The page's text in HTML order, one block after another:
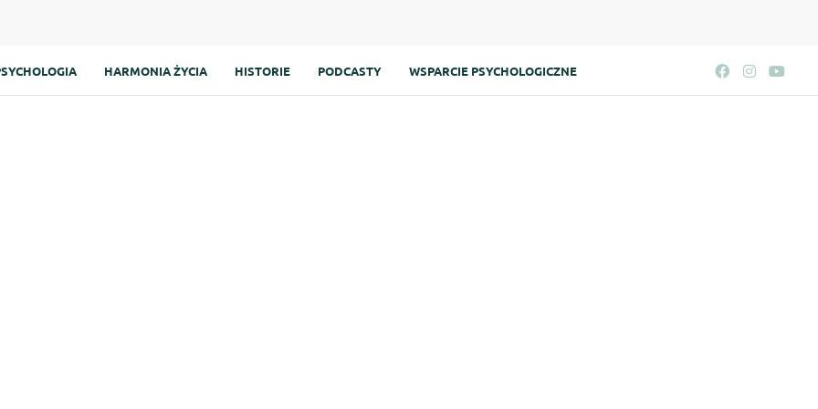
HARMONIA ŻYCIA HISTORIE PODCASTY WSPARCIE PSYCHOLOGICZNE